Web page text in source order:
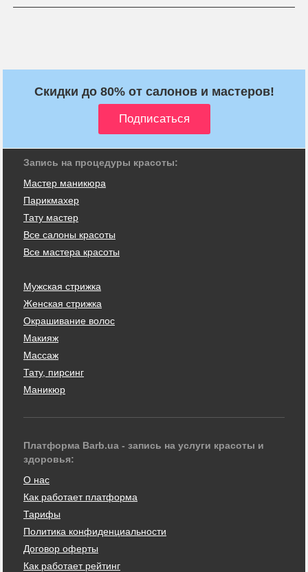
Скидки до 80% от салонов и мастеров!
Запись на процедуры красоты:
Мастер маникюра
Парикмахер
Тату мастер
Все салоны красоты
Все мастера красоты
Мужская стрижка
Женская стрижка
Окрашивание волос
Макияж
Массаж
Тату, пирсинг
Маникюр
Платформа Barb.ua - запись на услуги красоты и
здоровья:
О нас
Как работает платформа
Тарифы
Политика конфиденциальности
Договор оферты
Как работает рейтинг